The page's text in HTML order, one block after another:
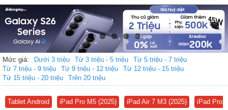
Mức giá: Dưới 3 triệu Từ 3 triệu - 5 triệu
Từ 5 triệu - 7 triệu
Từ 7 triệu - 9 triệu
Từ 9 triệu - 12 triệu
Từ 12 triệu - 15 triệu
Từ 15 triệu - 20 triệu
Trên 20 triệu
Tablet Android iPad Pro M5 (2025) iPad Air 7 M3 (2025) iPad Pro